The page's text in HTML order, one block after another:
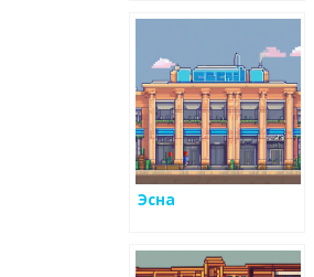
Эсна